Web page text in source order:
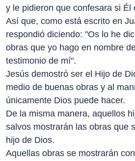
y le pidieron que confesara si Él
Así que, como está escrito en
respondió diciendo: "Os lo he
obras que yo hago en nombre
testimonio de mí".
Jesús demostró ser el Hijo de
medio de buenas obras y al
únicamente Dios puede hacer.
De la misma manera, aquellos
salvos mostrarán las obras que
hijo de Dios.
Aquellas obras se mostrarán